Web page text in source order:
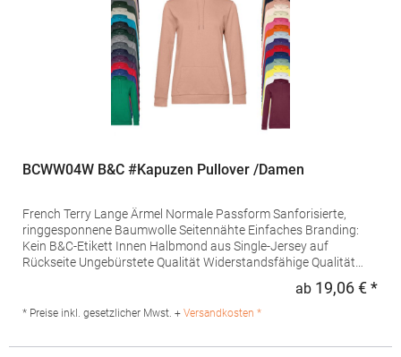
BCWW04W B&C #Kapuzen Pullover /Damen
French Terry Lange Ärmel Normale Passform Sanforisierte,
ringgesponnene Baumwolle Seitennähte Einfaches Branding:
Kein B&C-Etikett Innen Halbmond aus Single-Jersey auf
Rückseite Ungebürstete Qualität Widerstandsfähige Qualität
g/m²Materialzusammensetzung: 80% Baumwolle / 20%
ab 19,06 € *
* Preise inkl. gesetzlicher Mwst. + Versandkosten *